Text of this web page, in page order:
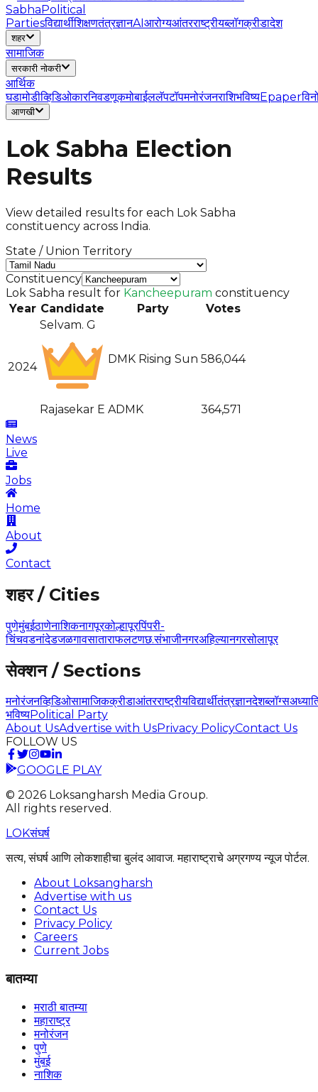
SabhaPolitical
Partiesविद्यार्थीशिक्षणतंत्रज्ञानAIआरोग्यआंतरराष्ट्रीयब्लॉगक्रीडादेश
शहर
सामाजिक
सरकारी नोकरी
आर्थिक
घडामोडीव्हिडिओकारनिवडणूकमोबाईललॅपटॉपमनोरंजनराशिभविष्यEpaper
आणखी
Lok Sabha Election
Results
View detailed results for each Lok Sabha
constituency across India.
State / Union Territory
Constituency
Lok Sabha result for Kancheepuram constituency
Year Candidate Party Votes
2024
Selvam. G
DMK Rising Sun 586,044
Rajasekar E ADMK 364,571
News
Live
Jobs
Home
About
Contact
शहर / Cities
पुणेमुंबईठाणेनाशिकनागपूरकोल्हापूरपिंपरी-
चिंचवडनांदेडजळगावसाताराफलटणछ.संभाजीनगरअहिल्यानगरसोलापूर
सेक्शन / Sections
मनोरंजनव्हिडिओसामाजिकक्रीडाआंतरराष्ट्रीयविद्यार्थीतंत्रज्ञानदेशब्लॉग्स
भविष्यPolitical Party
About UsAdvertise with UsPrivacy PolicyContact Us
FOLLOW US
GOOGLE PLAY
© 2026 Loksangharsh Media Group.
All rights reserved.
LOKसंघर्ष
सत्य, संघर्ष आणि लोकशाहीचा बुलंद आवाज. महाराष्ट्राचे अग्रगण्य न्यूज पोर्टल.
About Loksangharsh
Advertise with us
Contact Us
Privacy Policy
Careers
Current Jobs
बातम्या
मराठी बातम्या
महाराष्ट्र
मनोरंजन
पुणे
मुंबई
नाशिक